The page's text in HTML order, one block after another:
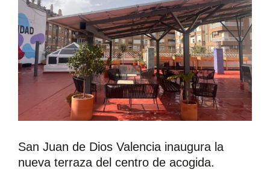
San Juan de Dios Valencia inaugura la
nueva terraza del centro de acogida.